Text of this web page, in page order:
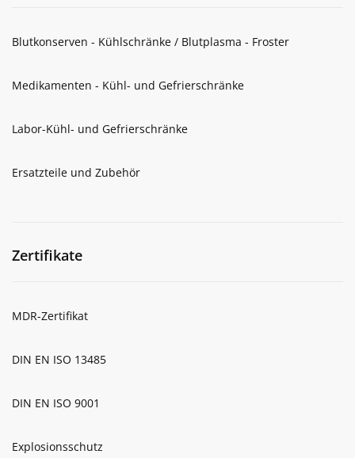
Blutkonserven - Kühlschränke / Blutplasma - Froster
Medikamenten - Kühl- und Gefrierschränke
Labor-Kühl- und Gefrierschränke
Ersatzteile und Zubehör
Zertifikate
MDR-Zertifikat
DIN EN ISO 13485
DIN EN ISO 9001
Explosionsschutz